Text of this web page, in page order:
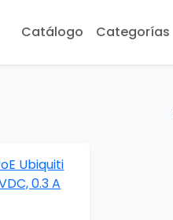
Catálogo Categorías